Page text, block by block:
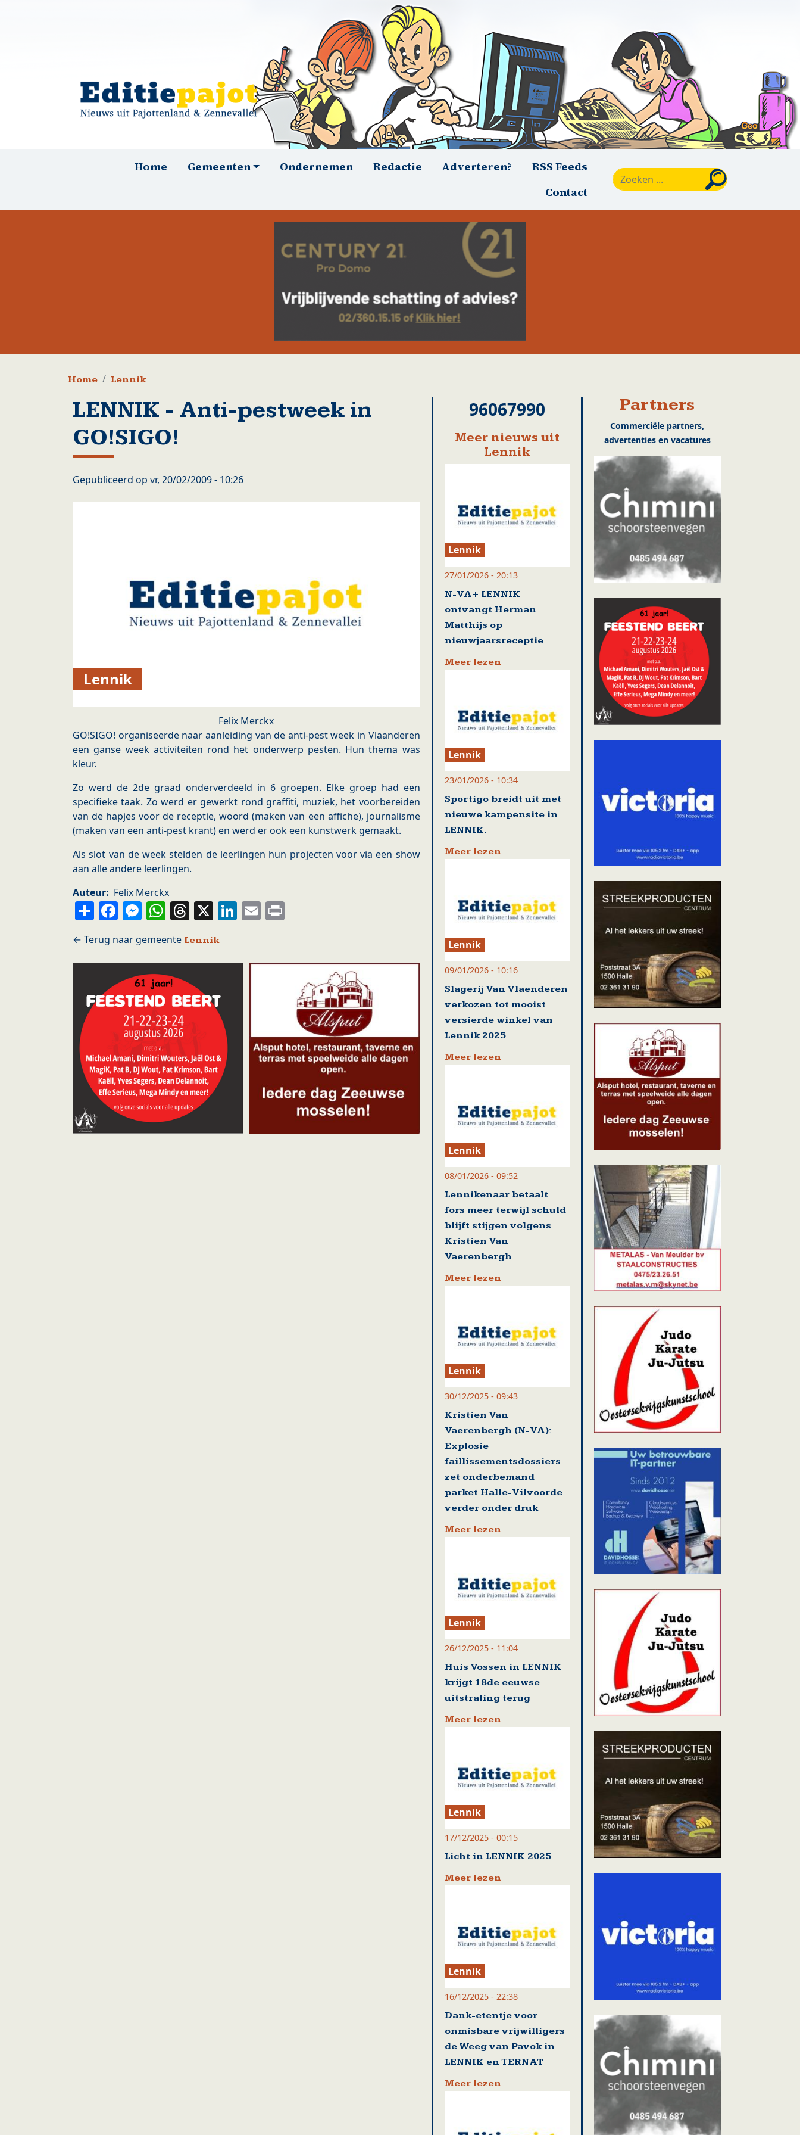
HoofdnavigatieHome Gemeenten Ondernemen Redactie Adverteren?
RSS Feeds
Contact
Kruimelpad
Home Lennik
LENNIK - Anti-pestweek in
GO!SIGO!
Gepubliceerd op vr, 20/02/2009 - 10:26
Lennik
Felix Merckx
GO!SIGO! organiseerde naar aanleiding van de anti-pest week in Vlaanderen
een ganse week activiteiten rond het onderwerp pesten. Hun thema was
kleur.
Zo werd de 2de graad onderverdeeld in 6 groepen. Elke groep had een
specifieke taak. Zo werd er gewerkt rond graffiti, muziek, het voorbereiden
van de hapjes voor de receptie, woord (maken van een affiche), journalisme
(maken van een anti-pest krant) en werd er ook een kunstwerk gemaakt.
Als slot van de week stelden de leerlingen hun projecten voor via een show
aan alle andere leerlingen.
Auteur
Felix Merckx
ShareFacebook
Messenger
WhatsApp
Threads
X LinkedIn
Email
Lennik
96067990
Meer nieuws uit
Lennik
Lennik
27/01/2026 - 20:13
N-VA+ LENNIK
ontvangt Herman
Matthijs op
nieuwjaarsreceptie
Meer lezen
Lennik
23/01/2026 - 10:34
Sportigo breidt uit met
nieuwe kampensite in
LENNIK.
Meer lezen
Lennik
09/01/2026 - 10:16
Slagerij Van Vlaenderen
verkozen tot mooist
versierde winkel van
Lennik 2025
Meer lezen
Lennik
08/01/2026 - 09:52
Lennikenaar betaalt
fors meer terwijl schuld
blijft stijgen volgens
Kristien Van
Vaerenbergh
Meer lezen
Lennik
30/12/2025 - 09:43
Kristien Van
Vaerenbergh (N-VA):
Explosie
faillissementsdossiers
zet onderbemand
parket Halle-Vilvoorde
verder onder druk
Meer lezen
Lennik
26/12/2025 - 11:04
Huis Vossen in LENNIK
krijgt 18de eeuwse
uitstraling terug
Meer lezen
Lennik
17/12/2025 - 00:15
Licht in LENNIK 2025
Meer lezen
Lennik
16/12/2025 - 22:38
Dank-etentje voor
onmisbare vrijwilligers
de Weeg van Pavok in
LENNIK en TERNAT
Meer lezen
Partners
Commerciële partners,
advertenties en vacatures